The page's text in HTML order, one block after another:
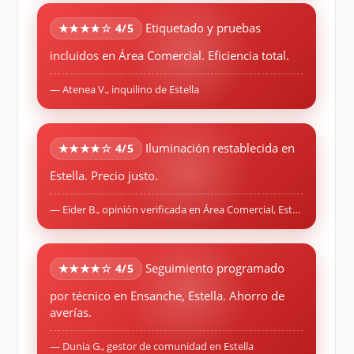
★★★★☆ 4/5
Etiquetado y pruebas
incluidos en Área Comercial. Eficiencia total.
— Atenea V., inquilino de Estella
★★★★☆ 4/5
Iluminación restablecida en
Estella. Precio justo.
— Eider B., opinión verificada en Área Comercial, Estella
★★★★☆ 4/5
Seguimiento programado
por técnico en Ensanche, Estella. Ahorro de
averías.
— Dunia G., gestor de comunidad en Estella